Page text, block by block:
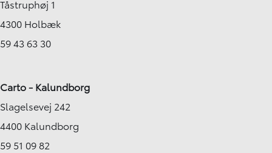
Tåstruphøj 1
4300 Holbæk
59 43 63 30
Carto - Kalundborg
Slagelsevej 242
4400 Kalundborg
59 51 09 82